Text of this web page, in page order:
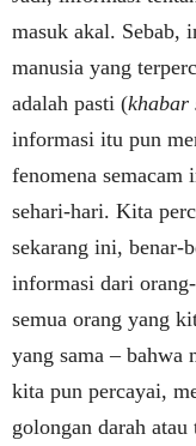
masuk akal. Sebab,
manusia yang
adalah pasti (khabar
informasi itu pun
fenomena
sehari-hari. Kita
sekarang ini, benar-
informasi dari
semua orang yang
yang sama – bahwa
kita pun percayai,
golongan darah